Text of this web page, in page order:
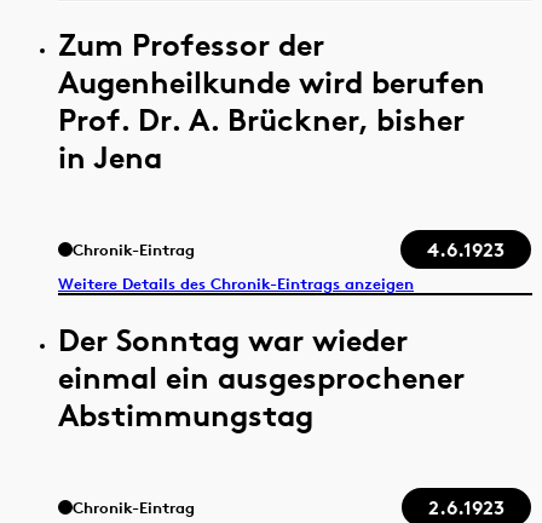
Zum Professor der
Augenheilkunde wird berufen
Prof. Dr. A. Brückner, bisher
in Jena
Chronik-Eintrag 4.6.1923
Weitere Details des Chronik-Eintrags anzeigen
Der Sonntag war wieder
einmal ein ausgesprochener
Abstimmungstag
Chronik-Eintrag 2.6.1923